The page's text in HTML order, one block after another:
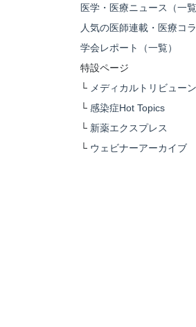
医学・医療ニュース（一覧
人気の医師連載・医療コ
学会レポート（一覧）
特設ページ
└ メディカルトリビュー
└ 感染症Hot Topics
└ 新薬エクスプレス
└ ウェビナーアーカイブ